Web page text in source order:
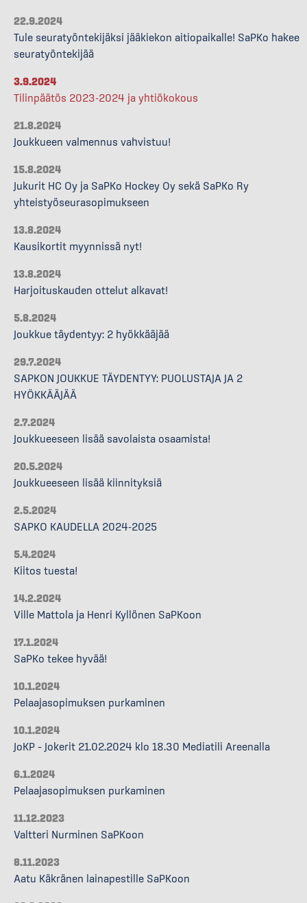
22.9.2024
Tule seuratyöntekijäksi jääkiekon aitiopaikalle! SaPKo hakee
seuratyöntekijää
3.9.2024
Tilinpäätös 2023-2024 ja yhtiökokous
21.8.2024
Joukkueen valmennus vahvistuu!
15.8.2024
Jukurit HC Oy ja SaPKo Hockey Oy sekä SaPKo Ry
yhteistyöseurasopimukseen
13.8.2024
Kausikortit myynnissä nyt!
13.8.2024
Harjoituskauden ottelut alkavat!
5.8.2024
Joukkue täydentyy: 2 hyökkääjää
29.7.2024
SAPKON JOUKKUE TÄYDENTYY: PUOLUSTAJA JA 2
HYÖKKÄÄJÄÄ
2.7.2024
Joukkueeseen lisää savolaista osaamista!
20.5.2024
Joukkueeseen lisää kiinnityksiä
2.5.2024
SAPKO KAUDELLA 2024-2025
5.4.2024
Kiitos tuesta!
14.2.2024
Ville Mattola ja Henri Kyllönen SaPKoon
17.1.2024
SaPKo tekee hyvää!
10.1.2024
Pelaajasopimuksen purkaminen
10.1.2024
JoKP – Jokerit 21.02.2024 klo 18.30 Mediatili Areenalla
6.1.2024
Pelaajasopimuksen purkaminen
11.12.2023
Valtteri Nurminen SaPKoon
8.11.2023
Aatu Käkränen lainapestille SaPKoon